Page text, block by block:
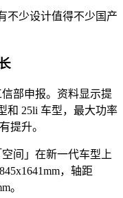
不少设计值得不少国产
部申报。资料显示提
和 25li 车型，最大功率
提升。
间」在新一代车型上
，轴距
。